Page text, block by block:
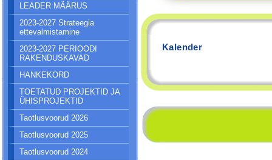
LEADER MÄÄRUS
2023-2027 Strateegia
ettevalmistamine
2023-2027 PERIOODI
RAKENDUSKAVAD
HANKEKORD
TOETATUD PROJEKTID JA
ÜHISPROJEKTID
Taotlusvoorud 2026
Taotlusvoorud 2025
Taotlusvoorud 2024
Kalender